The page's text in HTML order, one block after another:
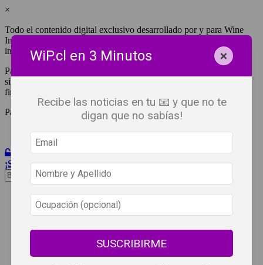
×
Todo el contenido digital exclusivo desarrollado por y para Wine
Independent Press Chile, cuenta con derechos de propiedad
intelectual.
Para tener acceso a una copia y/o impresión de cualquiera de ellos
sin fines de lucro, debes ser #SuscriptorWiP.^Para su réplica con
fines comerciales debes contactar al e-mail
Pagas una sola vez al año y disfrutas por 12 meses.
Iniciar Sesión
¡Suscribete! BeneficiosWiP
Buscar:
Síguenos
WiP.cl en 3 Minutos ×
Recibe las noticias en tu 📧 y que no te
digan que no sabías!
SUSCRIBIRME